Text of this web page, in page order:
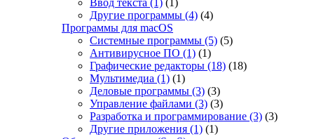
Ввод текста (1) (1)
Другие программы (4) (4)
Программы для macOS
Системные программы (5) (5)
Антивирусное ПО (1) (1)
Графические редакторы (18) (18)
Мультимедиа (1) (1)
Деловые программы (3) (3)
Управление файлами (3) (3)
Разработка и программирование (3) (3)
Другие приложения (1) (1)